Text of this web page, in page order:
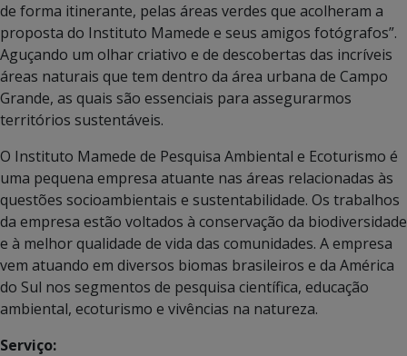
de forma itinerante, pelas áreas verdes que acolheram a
proposta do Instituto Mamede e seus amigos fotógrafos”.
Aguçando um olhar criativo e de descobertas das incríveis
áreas naturais que tem dentro da área urbana de Campo
Grande, as quais são essenciais para assegurarmos
territórios sustentáveis.
O Instituto Mamede de Pesquisa Ambiental e Ecoturismo é
uma pequena empresa atuante nas áreas relacionadas às
questões socioambientais e sustentabilidade. Os trabalhos
da empresa estão voltados à conservação da biodiversidade
e à melhor qualidade de vida das comunidades. A empresa
vem atuando em diversos biomas brasileiros e da América
do Sul nos segmentos de pesquisa científica, educação
ambiental, ecoturismo e vivências na natureza.
Serviço: